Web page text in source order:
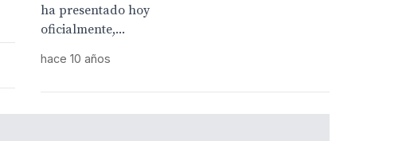
ha presentado hoy
oficialmente,...
hace 10 años